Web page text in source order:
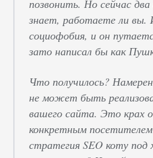
позвонить. Но сейчас
знает, работаете ли вы.
социофобия, и он
зато написал бы как
Что получилось?
не может быть
вашего сайта. Это крах
конкретным посетителем
стратегия SEO коту под